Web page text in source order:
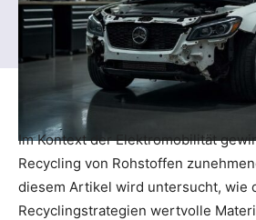
Im Kontext der Elektromobilität
Recycling von Rohstoffen
diesem Artikel wird untersucht, wie
Recyclingstrategien wertvolle